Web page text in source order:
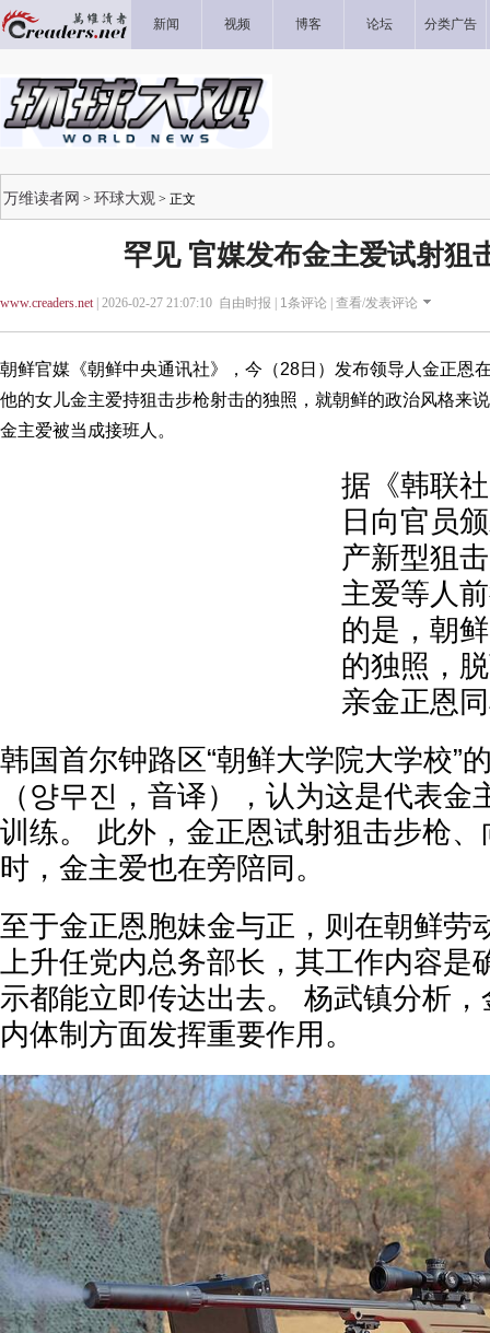
新闻 视频 博客 论坛 分类广告
万维读者网 > 环球大观 > 正文
罕见 官媒发布金主爱试射狙
www.creaders.net| 2026-02-27 21:07:10 自由时报 | 1条评论 | 查看/发表评论
朝鲜官媒《朝鲜中央通讯社》，今（28日）发布领导人金正恩
他的女儿金主爱持狙击步枪射击的独照，就朝鲜的政治风格来
金主爱被当成接班人。
据《韩联
日向官员
产新型狙
主爱等人
的是，朝
的独照，
亲金正恩
韩国首尔钟路区“朝鲜大学院大学校”
（양무진，音译），认为这是代表
训练。 此外，金正恩试射狙击步枪
时，金主爱也在旁陪同。
至于金正恩胞妹金与正，则在朝鲜劳
上升任党内总务部长，其工作内容是
示都能立即传达出去。 杨武镇分析
内体制方面发挥重要作用。